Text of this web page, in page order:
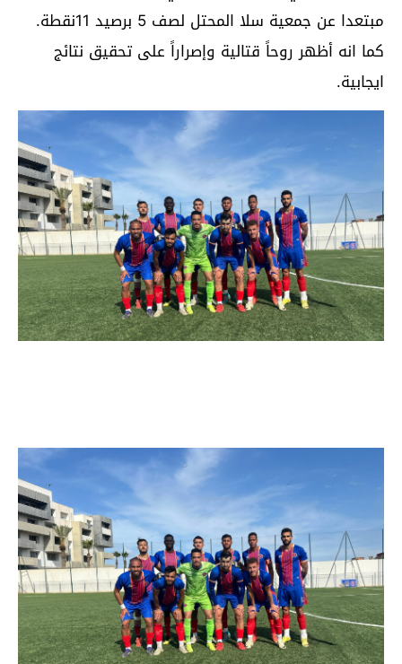
مبتعدا عن جمعية سلا المحتل لصف 5 برصيد 11نقطة.
كما انه أظهر روحاً قتالية وإصراراً على تحقيق نتائج
ايجابية.